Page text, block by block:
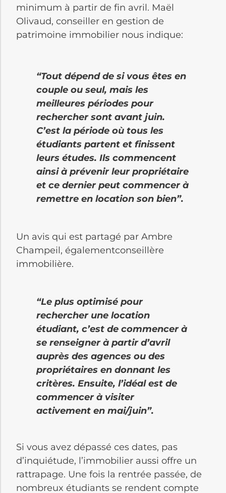
minimum à partir de fin avril. Maël
Olivaud, conseiller en gestion de
patrimoine immobilier nous indique:
“Tout dépend de si vous êtes en
couple ou seul, mais les
meilleures périodes pour
rechercher sont avant juin.
C’est la période où tous les
étudiants partent et finissent
leurs études. Ils commencent
ainsi à prévenir leur propriétaire
et ce dernier peut commencer à
remettre en location son bien”.
Un avis qui est partagé par Ambre
Champeil, égalementconseillère
immobilière.
“Le plus optimisé pour
rechercher une location
étudiant, c’est de commencer à
se renseigner à partir d’avril
auprès des agences ou des
propriétaires en donnant les
critères. Ensuite, l’idéal est de
commencer à visiter
activement en mai/juin”.
Si vous avez dépassé ces dates, pas
d’inquiétude, l’immobilier aussi offre un
rattrapage. Une fois la rentrée passée, de
nombreux étudiants se rendent compte